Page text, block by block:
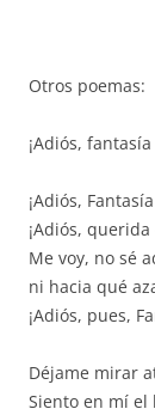
Otros poemas:
¡Adiós,
¡Adiós,
¡Adiós,
Me voy, no sé
ni hacia qué
¡Adiós, pues,
Déjame mirar
Siento en mí el